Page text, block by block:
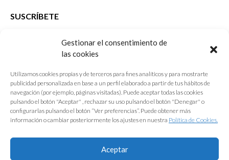
Gestionar el consentimiento de
las cookies
Utilizamos cookies propias y de terceros para fines analíticos y para mostrarte
publicidad personalizada en base a un perfil elaborado a partir de tus hábitos de
navegación (por ejemplo, páginas visitadas). Puede aceptar todas las cookies
pulsando el botón "Aceptar" , rechazar su uso pulsando el botón "Denegar" o
configurarlas pulsando el botón “Ver preferencias”. Puede obtener más
información o cambiar posteriormente los ajustes en nuestra Política de Cookies.
Aceptar
SUSCRÍBETE
que desarrolla el Colegio de Arquitectos de Cádiz
E-mail *
Acepto lostérminos y condiciones de uso
Enviar